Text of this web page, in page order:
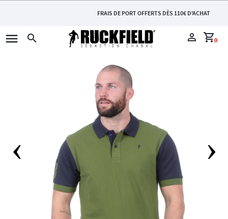
FRAIS DE PORT OFFERTS DÈS 110€ D'ACHAT
menu search perm_identity 0
shopping_cart